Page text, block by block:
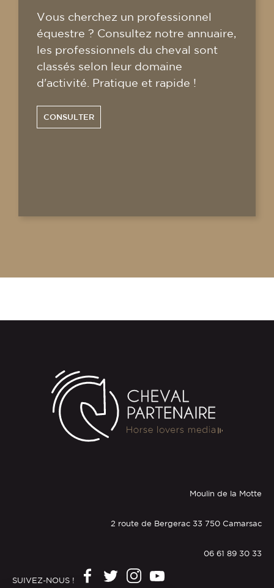
Vous cherchez un professionnel
équestre ? Consultez notre annuaire,
les professionnels du cheval sont
classés selon leur domaine
d'activité. Pratique et rapide !
CONSULTER
Moulin de la Motte
2 route de Bergerac 33 750 Camarsac
06 61 89 30 33
SUIVEZ-NOUS !